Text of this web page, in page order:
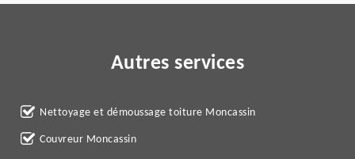
Autres services
Nettoyage et démoussage toiture Moncassin
Couvreur Moncassin